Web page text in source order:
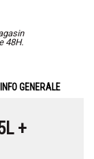
48H.
INFO GENERALE
+